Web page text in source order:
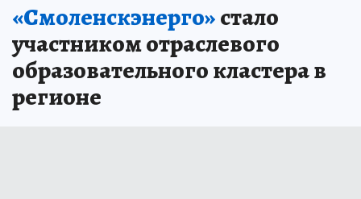
«Смоленскэнерго»стало
участником отраслевого
образовательного кластера в
регионе